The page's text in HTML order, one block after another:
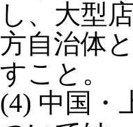
し、大型
方自治体
すこと。
(4) 中国・